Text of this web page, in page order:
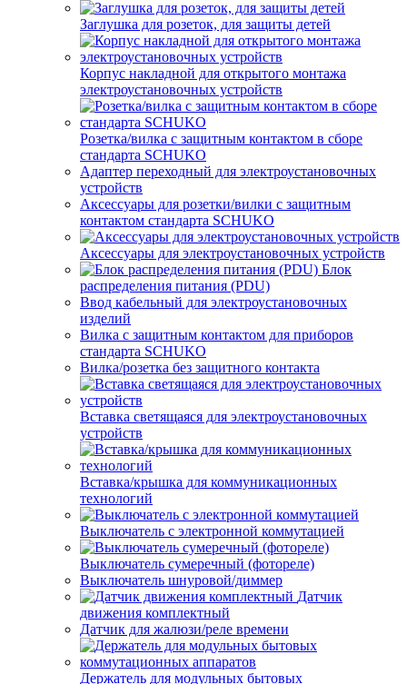
Заглушка для розеток, для защиты детей
Корпус накладной для открытого монтажа
электроустановочных устройств
Розетка/вилка с защитным контактом в сборе
стандарта SCHUKO
Адаптер переходный для электроустановочных
устройств
Аксессуары для розетки/вилки с защитным
контактом стандарта SCHUKO
Аксессуары для электроустановочных устройств
Блок
распределения питания (PDU)
Ввод кабельный для электроустановочных
изделий
Вилка с защитным контактом для приборов
стандарта SCHUKO
Вилка/розетка без защитного контакта
Вставка светящаяся для электроустановочных
устройств
Вставка/крышка для коммуникационных
технологий
Выключатель с электронной коммутацией
Выключатель сумеречный (фотореле)
Выключатель шнуровой/диммер
Датчик
движения комплектный
Датчик для жалюзи/реле времени
Держатель для модульных бытовых